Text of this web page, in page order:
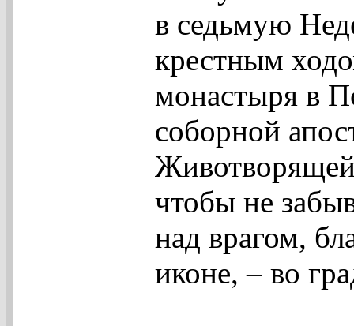
в седьмую
крестным
монастыря в
соборной
чтобы не
над врагом,
иконе, – во